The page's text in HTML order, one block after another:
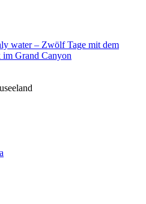
water – Zwölf Tage mit dem
im Grand Canyon